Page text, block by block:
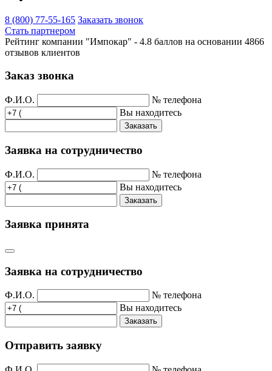
8 (800) 77-55-165 Заказать звонок
Стать партнером
Рейтинг компании "Импокар" - 4.8 баллов на основании 4866
отзывов клиентов
Заказ звонка
Ф.И.О.
№ телефона
Вы находитесь
Заказать
Заявка на сотрудничество
Ф.И.О.
№ телефона
Вы находитесь
Заказать
Заявка принята
Заявка на сотрудничество
Ф.И.О.
№ телефона
Вы находитесь
Заказать
Отправить заявку